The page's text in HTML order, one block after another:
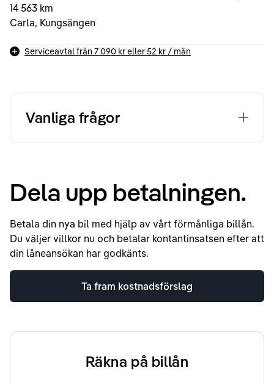
14 563 km
Carla, Kungsängen
Serviceavtal från 7 090 kreller52 kr / mån
Vanliga frågor
Dela upp betalningen.
Betala din nya bil med hjälp av vårt förmånliga billån.
Du väljer villkor nu och betalar kontantinsatsen efter att
din låneansökan har godkänts.
Ta fram kostnadsförslag
Räkna på billån